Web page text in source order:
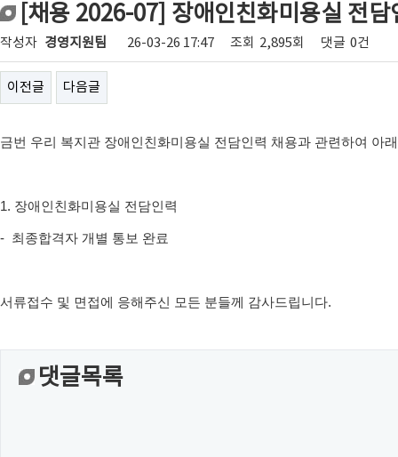
[채용 2026-07] 장애인친화미용실 전담
작성자 경영지원팀 26-03-26 17:47 조회 2,895회 댓글 0건
이전글 다음글
금번 우리 복지관 장애인친화미용실 전담인력 채용과 관련하여 아
1. 장애인친화미용실 전담인력
- 최종합격자 개별 통보 완료
서류접수 및 면접에 응해주신 모든 분들께 감사드립니다.
댓글목록